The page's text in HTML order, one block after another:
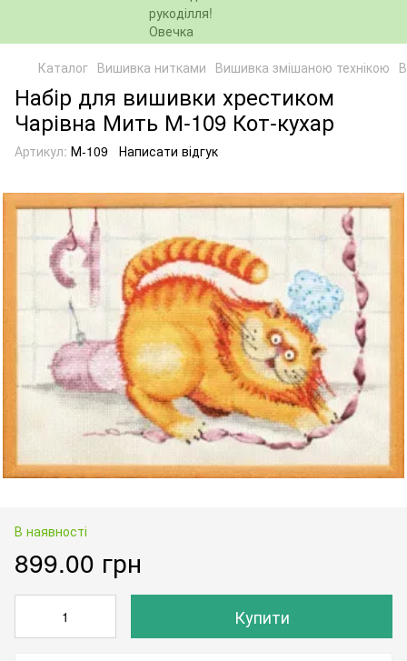
Каталог Вишивка нитками Вишивка змішаною технікою
Набір для вишивки хрестиком
Чарівна Мить М-109 Кот-кухар
Артикул: М-109 Написати відгук
В наявності
899.00 грн
Купити